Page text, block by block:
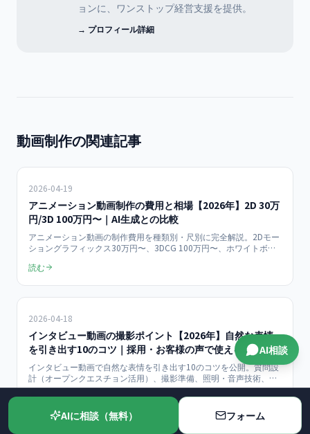
ョンに、ワンストップ経営支援を提供。
→ プロフィール詳細
動画制作の関連記事
2026-04-19
アニメーション動画制作の費用と相場【2026年】2D 30万
円/3D 100万円〜｜AI生成との比較
アニメーション動画の制作費用を種類別・尺別に完全解説。2Dモー
ショングラフィックス30万円〜、3DCG 100万円〜、ホワイトボー
断基準を2026年データで紹介。
読む
2026-04-18
インタビュー動画の撮影ポイント【2026年】自然な表情
を引き出す10のコツ｜採用・お客様の声で使える
インタビュー動画で自然な表情を引き出す10のコツを公開。質問設
計（オープンクエスチョン活用）、撮影準備、照明・音声技術、カ
メラワーク、編集の実践ノウハウを採用動画・お客様の声動画向け
に解説。動画制作15万円〜の参考情報も。
読む
AIに相談（無料） フォーム
AI相談